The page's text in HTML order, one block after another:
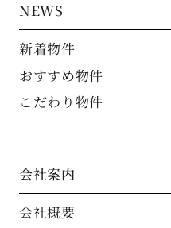
NEWS
新着物件
おすすめ物件
こだわり物件
会社案内
会社概要